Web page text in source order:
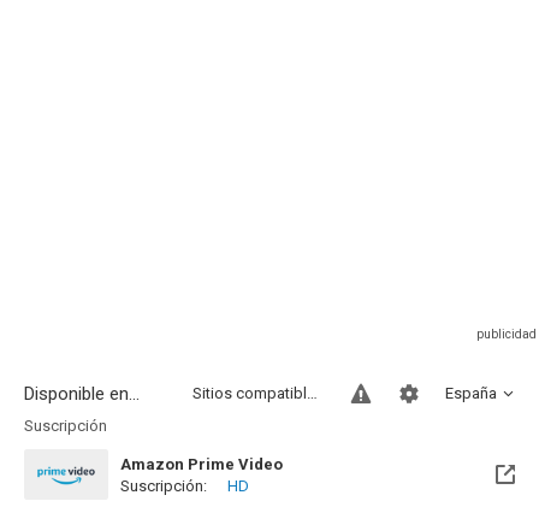
Disponible en... España
Sitios compatibles
Suscripción
Amazon Prime Video
Suscripción:
HD